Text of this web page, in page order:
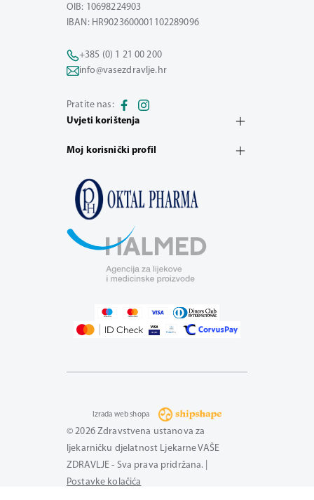
OIB: 10698224903
IBAN: HR9023600001102289096
+385 (0) 1 21 00 200
info@vasezdravlje.hr
Pratite nas:
Uvjeti korištenja
Moj korisnički profil
© 2026 Zdravstvena ustanova za
ljekarničku djelatnost Ljekarne VAŠE
ZDRAVLJE - Sva prava pridržana. |
Postavke kolačića
Izrada web shopa